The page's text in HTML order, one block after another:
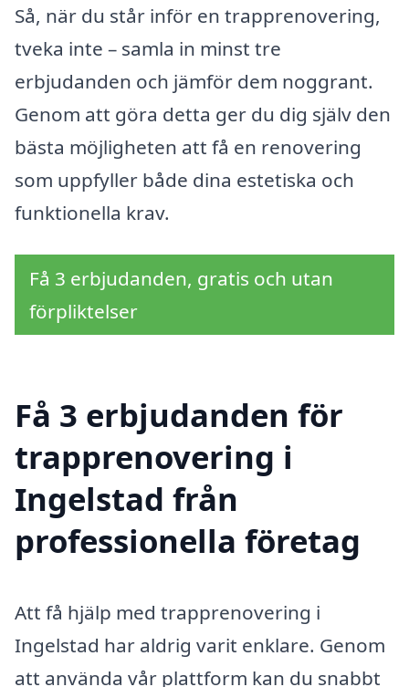
Så, när du står inför en trapprenovering,
tveka inte – samla in minst tre
erbjudanden och jämför dem noggrant.
Genom att göra detta ger du dig själv den
bästa möjligheten att få en renovering
som uppfyller både dina estetiska och
funktionella krav.
Få 3 erbjudanden, gratis och utan
förpliktelser
Få 3 erbjudanden för
trapprenovering i
Ingelstad från
professionella företag
Att få hjälp med trapprenovering i
Ingelstad har aldrig varit enklare. Genom
att använda vår plattform kan du snabbt